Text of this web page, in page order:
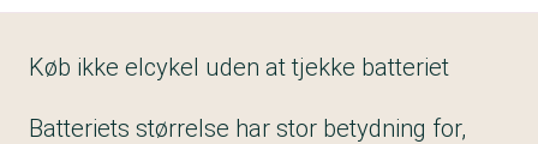
Køb ikke elcykel uden at tjekke batteriet
Batteriets størrelse har stor betydning for,